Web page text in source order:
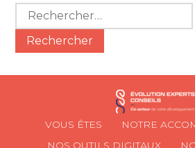
Rechercher :
FooterVOUS ÊTES
NOTRE